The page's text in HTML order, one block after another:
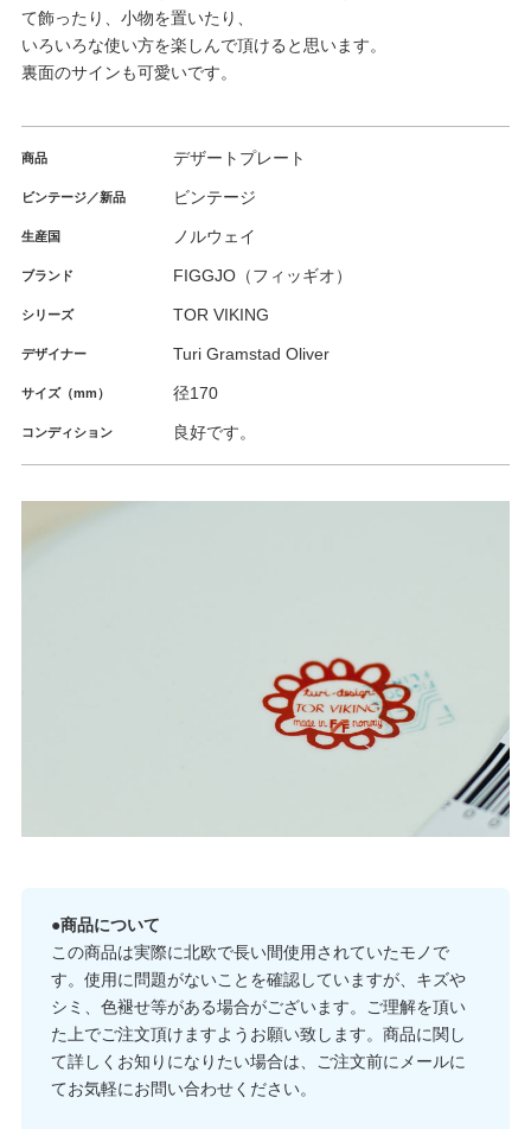
て飾ったり、小物を置いたり、
いろいろな使い方を楽しんで頂けると思います。
裏面のサインも可愛いです。
商品 デザートプレート
ビンテージ／新品 ビンテージ
生産国 ノルウェイ
ブランド FIGGJO（フィッギオ）
シリーズ TOR VIKING
デザイナー Turi Gramstad Oliver
サイズ（mm） 径170
コンディション 良好です。
●商品について
この商品は実際に北欧で長い間使用されていたモノで
す。使用に問題がないことを確認していますが、キズや
シミ、色褪せ等がある場合がございます。ご理解を頂い
た上でご注文頂けますようお願い致します。商品に関し
て詳しくお知りになりたい場合は、ご注文前にメールに
てお気軽にお問い合わせください。